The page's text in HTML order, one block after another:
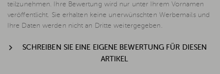
teilzunehmen. Ihre Bewertung wird nur unter Ihrem Vornamen
veröffentlicht. Sie erhalten keine unerwünschten Werbemails und
Ihre Daten werden nicht an Dritte weitergegeben.
SCHREIBEN SIE EINE EIGENE BEWERTUNG FÜR DIESEN
ARTIKEL